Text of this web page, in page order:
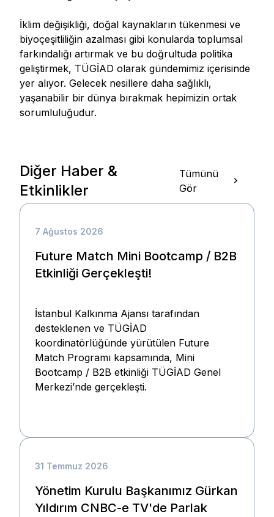
İklim değişikliği, doğal kaynakların tükenmesi ve
biyoçeşitliliğin azalması gibi konularda toplumsal
farkındalığı artırmak ve bu doğrultuda politika
geliştirmek, TÜGİAD olarak gündemimiz içerisinde
yer alıyor. Gelecek nesillere daha sağlıklı,
yaşanabilir bir dünya bırakmak hepimizin ortak
sorumluluğudur.
Diğer Haber &
Etkinlikler
Tümünü
Gör
7 Ağustos 2026
Future Match Mini Bootcamp / B2B
Etkinliği Gerçekleşti!
İstanbul Kalkınma Ajansı tarafından
desteklenen ve TÜGİAD
koordinatörlüğünde yürütülen Future
Match Programı kapsamında, Mini
Bootcamp / B2B etkinliği TÜGİAD Genel
Merkezi’nde gerçekleşti.
31 Temmuz 2026
Yönetim Kurulu Başkanımız Gürkan
Yıldırım CNBC-e TV'de Parlak